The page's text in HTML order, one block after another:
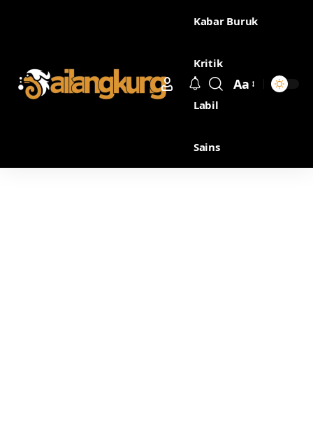
Kabar Buruk
Kritik
Labil
Sains
Aa